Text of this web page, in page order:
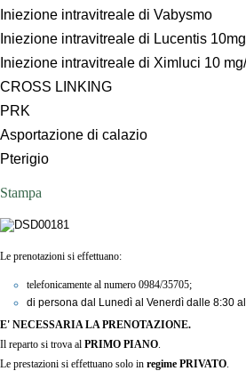
Iniezione intravitreale di Vabysmo
Iniezione intravitreale di Lucentis
Iniezione intravitreale di Ximluci 10
CROSS LINKING
PRK
Asportazione di calazio
Pterigio
Stampa
Le prenotazioni si effettuano:
telefonicamente al numero 0984/35705;
di persona dal Lunedì al Venerdì dalle 8:30
E' NECESSARIA LA PRENOTAZIONE.
Il reparto si trova al PRIMO PIANO.
Le prestazioni si effettuano solo in regime PRIVATO.